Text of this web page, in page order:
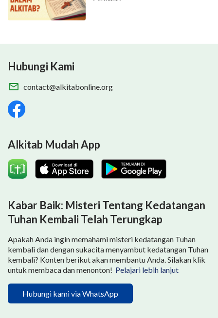
Hubungi Kami
contact@alkitabonline.org
Alkitab Mudah App
Kabar Baik: Misteri Tentang Kedatangan
Tuhan Kembali Telah Terungkap
Apakah Anda ingin memahami misteri kedatangan Tuhan
kembali dan dengan sukacita menyambut kedatangan Tuhan
kembali? Konten berikut akan membantu Anda. Silakan klik
untuk membaca dan menonton! Pelajari lebih lanjut
Hubungi kami via WhatsApp